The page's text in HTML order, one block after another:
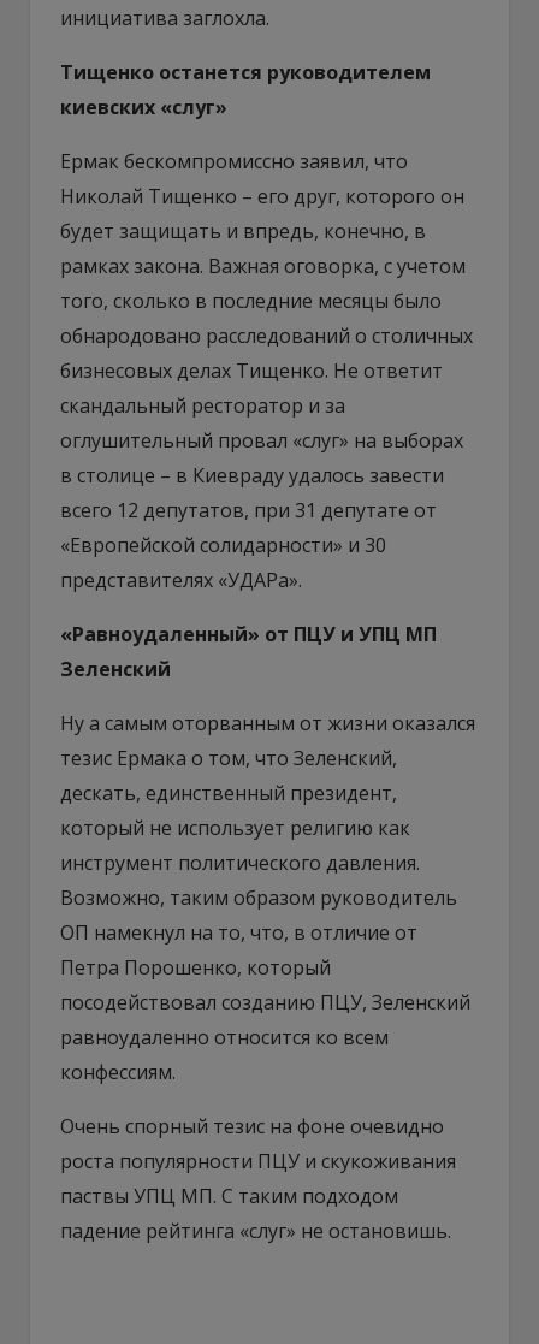
инициатива заглохла.
Тищенко останется руководителем
киевских «слуг»
Ермак бескомпромиссно заявил, что
Николай Тищенко – его друг, которого он
будет защищать и впредь, конечно, в
рамках закона. Важная оговорка, с учетом
того, сколько в последние месяцы было
обнародовано расследований о столичных
бизнесовых делах Тищенко. Не ответит
скандальный ресторатор и за
оглушительный провал «слуг» на выборах
в столице – в Киевраду удалось завести
всего 12 депутатов, при 31 депутате от
«Европейской солидарности» и 30
представителях «УДАРа».
«Равноудаленный» от ПЦУ и УПЦ МП
Зеленский
Ну а самым оторванным от жизни оказался
тезис Ермака о том, что Зеленский,
дескать, единственный президент,
который не использует религию как
инструмент политического давления.
Возможно, таким образом руководитель
ОП намекнул на то, что, в отличие от
Петра Порошенко, который
посодействовал созданию ПЦУ, Зеленский
равноудаленно относится ко всем
конфессиям.
Очень спорный тезис на фоне очевидно
роста популярности ПЦУ и скукоживания
паствы УПЦ МП. С таким подходом
падение рейтинга «слуг» не остановишь.